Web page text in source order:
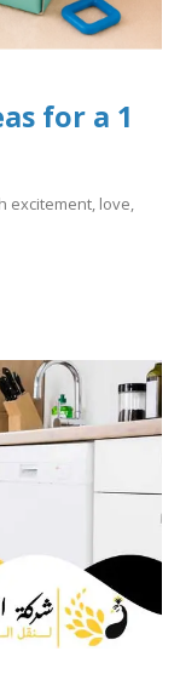
for a 1
excitement, love,